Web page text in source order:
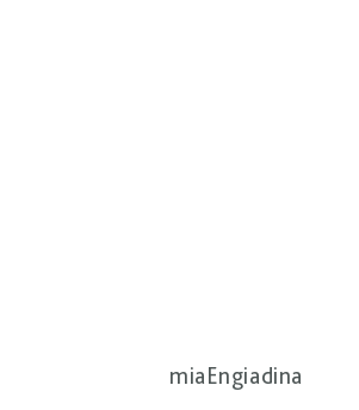
miaEngiadina